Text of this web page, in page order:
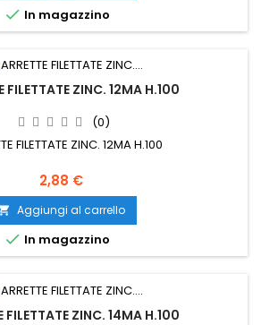
 In magazzino
FILETTATE ZINC. 12MA H.100
(0)
FILETTATE ZINC. 12MA H.100
Prezzo
2,88 €
Aggiungi al carrello
 In magazzino
FILETTATE ZINC. 14MA H.100